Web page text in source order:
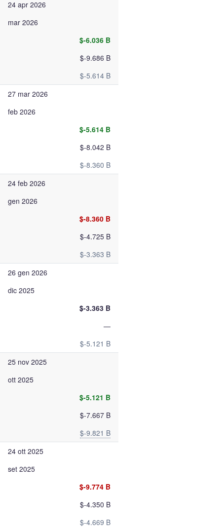
24 apr 2026
mar 2026
$-6.036 B
$-9.686 B
$-5.614 B
27 mar 2026
feb 2026
$-5.614 B
$-8.042 B
$-8.360 B
24 feb 2026
gen 2026
$-8.360 B
$-4.725 B
$-3.363 B
26 gen 2026
dic 2025
$-3.363 B
—
$-5.121 B
25 nov 2025
ott 2025
$-5.121 B
$-7.667 B
$-9.821 B
24 ott 2025
set 2025
$-9.774 B
$-4.350 B
$-4.669 B